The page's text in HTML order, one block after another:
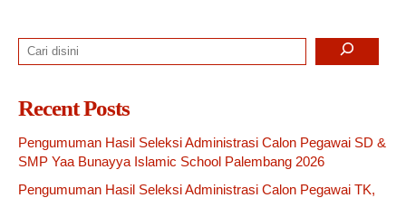
Search
Recent Posts
Pengumuman Hasil Seleksi Administrasi Calon Pegawai SD &
SMP Yaa Bunayya Islamic School Palembang 2026
Pengumuman Hasil Seleksi Administrasi Calon Pegawai TK,